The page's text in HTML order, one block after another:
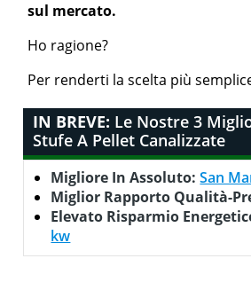
sul mercato.
Ho ragione?
Per renderti la scelta più
IN BREVE: Le Nostre 3
Stufe A Pellet Canalizzate
Migliore In Assoluto:San
Miglior Rapporto Qualità-
Elevato Risparmio
kw